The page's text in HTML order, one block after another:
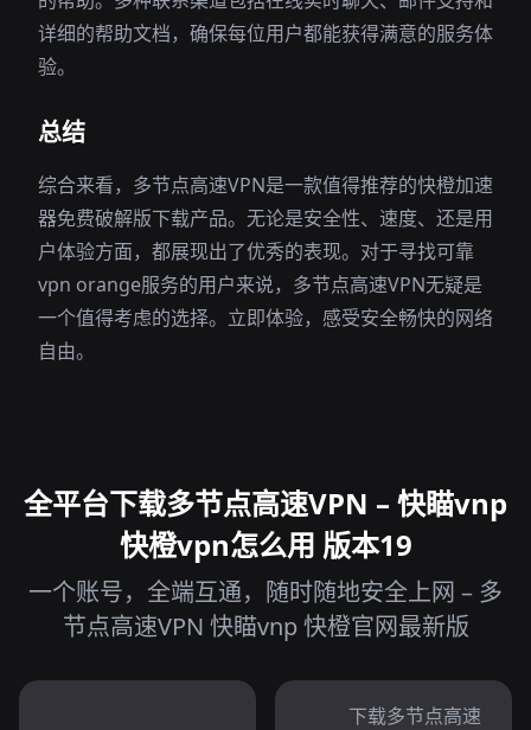
详细的帮助文档，确保每位用户都能获得满意的服务体
验。
总结
综合来看，多节点高速VPN是一款值得推荐的快橙加速
器免费破解版下载产品。无论是安全性、速度、还是用
户体验方面，都展现出了优秀的表现。对于寻找可靠
vpn orange服务的用户来说，多节点高速VPN无疑是
一个值得考虑的选择。立即体验，感受安全畅快的网络
自由。
全平台下载多节点高速VPN – 快瞄vnp
快橙vpn怎么用 版本19
一个账号，全端互通，随时随地安全上网 – 多
节点高速VPN 快瞄vnp 快橙官网最新版
下载多节点高速